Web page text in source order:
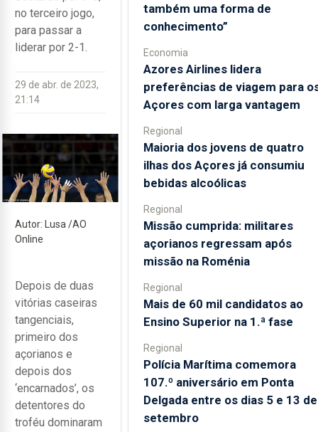
no terceiro jogo,
para passar a
liderar por 2-1.
29 de abr. de 2023,
21:14
Autor: Lusa /AO
Online
Depois de duas
vitórias caseiras
tangenciais,
primeiro dos
açorianos e
depois dos
‘encarnados’, os
detentores do
troféu dominaram
também uma forma de
conhecimento”
Economia
Azores Airlines lidera
preferências de viagem para
Açores com larga vantagem
Regional
Maioria dos jovens de quatro
ilhas dos Açores já consumiu
bebidas alcoólicas
Regional
Missão cumprida: militares
açorianos regressam após
missão na Roménia
Regional
Mais de 60 mil candidatos ao
Ensino Superior na 1.ª fase
Regional
Polícia Marítima comemora
107.º aniversário em Ponta
Delgada entre os dias 5 e 13 de
setembro